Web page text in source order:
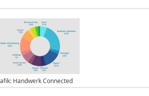
Handwerk Connected